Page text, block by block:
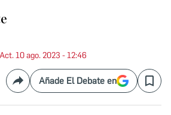
Act. 10 ago. 2023 - 12:46
CompartirAñade El Debate en Save